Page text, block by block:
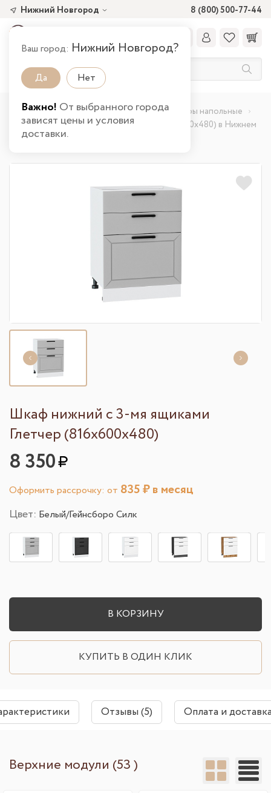
8 (800) 500-77-44
Нижний Новгород
Ваш город: Нижний Новгород?
Да Нет
Важно! От выбранного города
зависят цены и условия
доставки.
Главная Каталог товаров Кухня
Шкафы напольные
Шкаф нижний с 3-мя ящиками Глетчер (816х600х480) в Нижнем
Новгороде
Шкаф нижний с 3-мя ящиками
Глетчер (816х600х480)
8 350
Оформить рассрочку: от 835₽ в месяц
Цвет: Белый/Гейнсборо Силк
В КОРЗИНУ
КУПИТЬ В ОДИН КЛИК
Отзывы (5) Оплата и
Верхние модули (53 )